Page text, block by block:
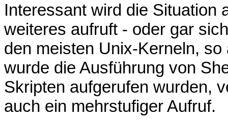
Interessant wird die Situation
weiteres aufruft - oder gar
den meisten Unix-Kerneln,
wurde die Ausführung von
Skripten aufgerufen wurden,
auch ein mehrstufiger Aufruf.